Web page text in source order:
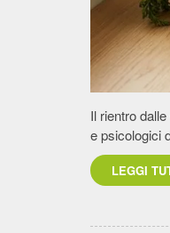
Il rientro
e psicologici
LEGGI